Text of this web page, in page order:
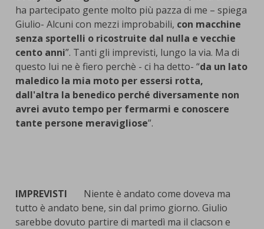
ha partecipato gente molto più pazza di me – spiega
Giulio- Alcuni con mezzi improbabili, con macchine
senza sportelli o ricostruite dal nulla e vecchie
cento anni”. Tanti gli imprevisti, lungo la via. Ma di
questo lui ne è fiero perchè - ci ha detto- “da un lato
maledico la mia moto per essersi rotta,
dall'altra la benedico perché diversamente non
avrei avuto tempo per fermarmi e conoscere
tante persone meravigliose”.
IMPREVISTI
Niente è andato come doveva ma
tutto è andato bene, sin dal primo giorno. Giulio
sarebbe dovuto partire di martedì ma il clacson e